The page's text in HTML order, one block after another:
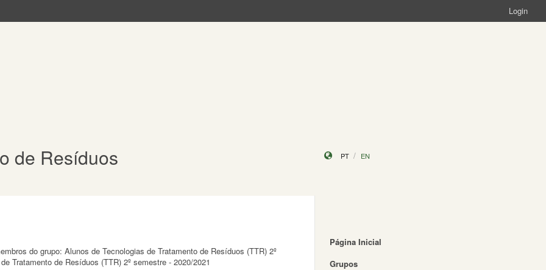
Login
de Resíduos PT EN
do grupo: Alunos de Tecnologias de Tratamento de Resíduos (TTR) 2º
Tratamento de Resíduos (TTR) 2º semestre - 2020/2021
Página Inicial
Grupos